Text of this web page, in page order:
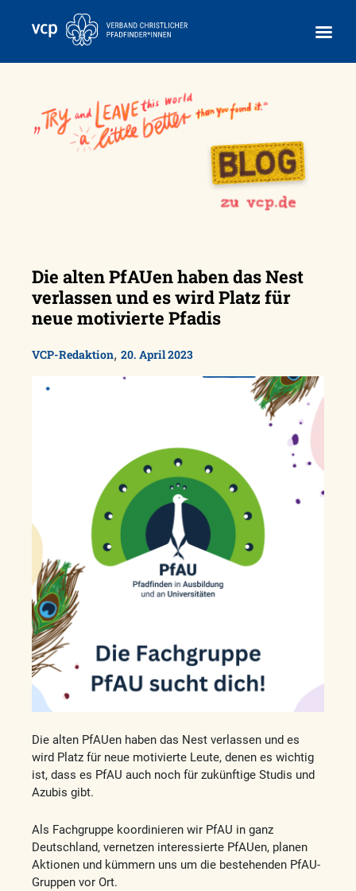
Die alten PfAUen haben das Nest
verlassen und es wird Platz für
neue motivierte Pfadis
VCP-Redaktion, 20. April 2023
Die alten PfAUen haben das Nest verlassen und es
wird Platz für neue motivierte Leute, denen es wichtig
ist, dass es PfAU auch noch für zukünftige Studis und
Azubis gibt.
Als Fachgruppe koordinieren wir PfAU in ganz
Deutschland, vernetzen interessierte PfAUen, planen
Aktionen und kümmern uns um die bestehenden PfAU-
Gruppen vor Ort.